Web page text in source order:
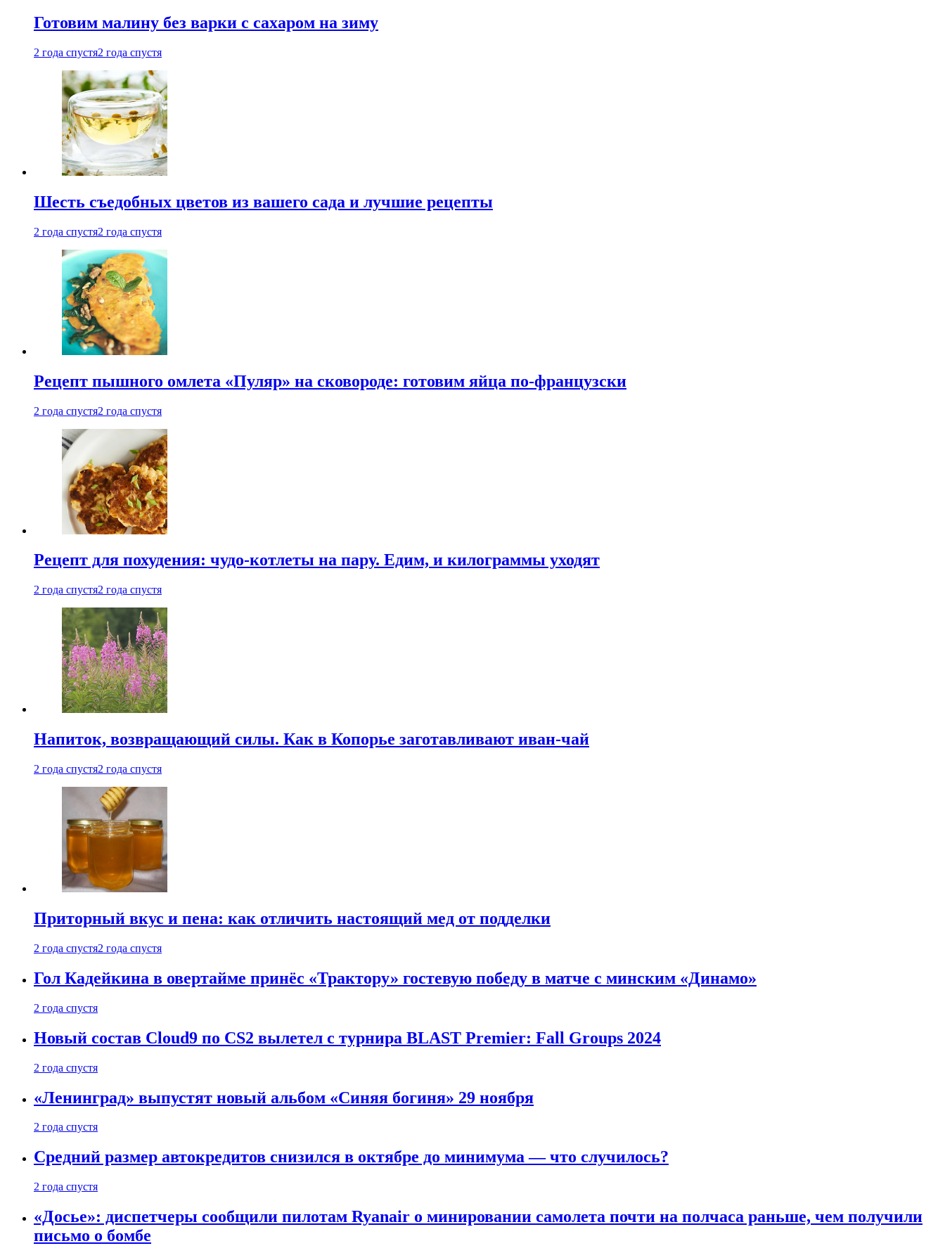
Готовим малину без варки с сахаром на зиму
2 года спустя2 года спустя
Шесть съедобных цветов из вашего сада и лучшие рецепты
2 года спустя2 года спустя
Рецепт пышного омлета «Пуляр» на сковороде: готовим яйца по-французски
2 года спустя2 года спустя
Рецепт для похудения: чудо-котлеты на пару. Едим, и килограммы уходят
2 года спустя2 года спустя
Напиток, возвращающий силы. Как в Копорье заготавливают иван-чай
2 года спустя2 года спустя
Приторный вкус и пена: как отличить настоящий мед от подделки
2 года спустя2 года спустя
Гол Кадейкина в овертайме принёс «Трактору» гостевую победу в матче с минским «Динамо»
2 года спустя
Новый состав Cloud9 по CS2 вылетел с турнира BLAST Premier: Fall Groups 2024
2 года спустя
«Ленинград» выпустят новый альбом «Синяя богиня» 29 ноября
2 года спустя
Средний размер автокредитов снизился в октябре до минимума — что случилось?
2 года спустя
«Досье»: диспетчеры сообщили пилотам Ryanair о минировании самолета почти на полчаса раньше, чем получили
письмо о бомбе